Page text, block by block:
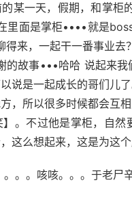
某一天，假期，和掌柜
里面是掌柜••••就是
得来，一起干一番事业去
的故事•••哈哈 说起来
说是一起成长的哥们儿
，所以很多时候都会互
。不过他是掌柜，自
这么想起来，这是为这
。。咳咳。。。于老尸